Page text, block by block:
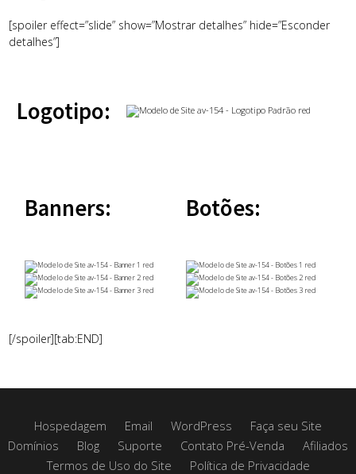
[spoiler effect=”slide” show=”Mostrar detalhes” hide=”Esconder
detalhes”]
Logotipo:
Banners: Botões:
[/spoiler][tab:END]
Hospedagem Email WordPress
Faça seu Site
Domínios
Blog Suporte Contato Pré-Venda
Afiliados
Termos de Uso do Site
Política de Privacidade